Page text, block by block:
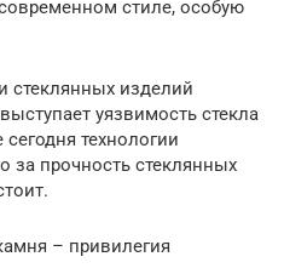
стиле, особую
стеклянных изделий
уязвимость стекла
технологии
за прочность стеклянных
– привилегия